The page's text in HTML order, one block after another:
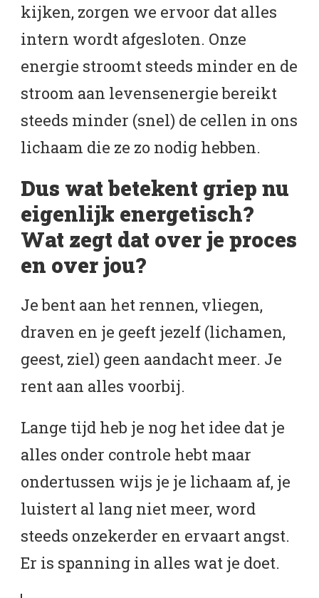
kijken, zorgen we ervoor dat alles
intern wordt afgesloten. Onze
energie stroomt steeds minder en de
stroom aan levensenergie bereikt
steeds minder (snel) de cellen in ons
lichaam die ze zo nodig hebben.
Dus wat betekent griep nu
eigenlijk energetisch?
Wat zegt dat over je proces
en over jou?
Je bent aan het rennen, vliegen,
draven en je geeft jezelf (lichamen,
geest, ziel) geen aandacht meer. Je
rent aan alles voorbij.
Lange tijd heb je nog het idee dat je
alles onder controle hebt maar
ondertussen wijs je je lichaam af, je
luistert al lang niet meer, word
steeds onzekerder en ervaart angst.
Er is spanning in alles wat je doet.